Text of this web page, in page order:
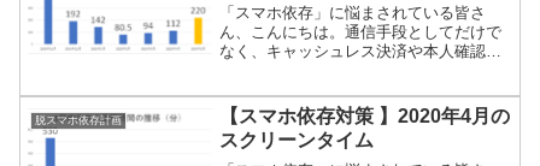
「スマホ依存」に悩まされている皆さ
ん、こんにちは。通信手段としてだけで
なく、キャッシュレス決済や本人確認の
よね。しかも外出自粛でずっと家にいる
となれば、スマホをいじるし...
脱スマホ依存計画
【スマホ依存対策 】2020年4月の
スクリーンタイム